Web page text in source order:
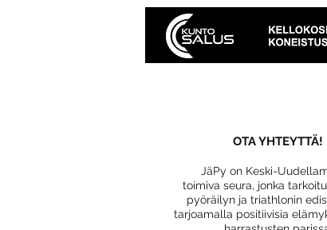
OTA YHTEYTTÄ!
JäPy on Keski-
toimiva seura, jonka
pyöräilyn ja triathlonin
tarjoamalla positiivisia